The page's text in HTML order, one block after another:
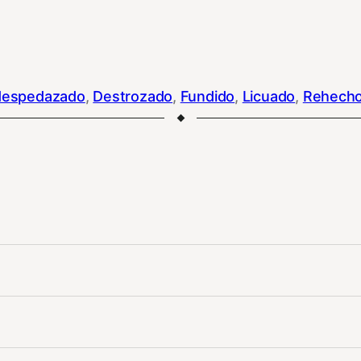
, Destrozado, Fundido, Licuado,